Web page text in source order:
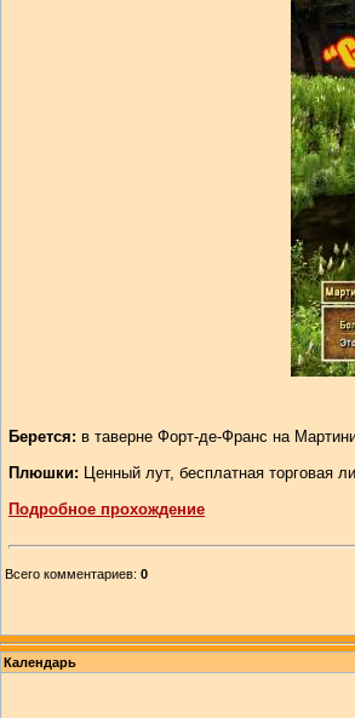
Берется: в таверне Форт-де-Франс на
Плюшки: Ценный лут, бесплатная торговая
Подробное прохождение
Всего комментариев: 0
Календарь